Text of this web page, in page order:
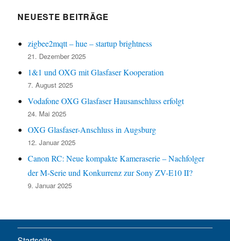
NEUESTE BEITRÄGE
zigbee2mqtt – hue – startup brightness
21. Dezember 2025
1&1 und OXG mit Glasfaser Kooperation
7. August 2025
Vodafone OXG Glasfaser Hausanschluss erfolgt
24. Mai 2025
OXG Glasfaser-Anschluss in Augsburg
12. Januar 2025
Canon RC: Neue kompakte Kameraserie – Nachfolger
der M-Serie und Konkurrenz zur Sony ZV-E10 II?
9. Januar 2025